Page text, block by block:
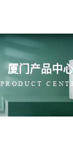
厦门产品中
PRODUCT